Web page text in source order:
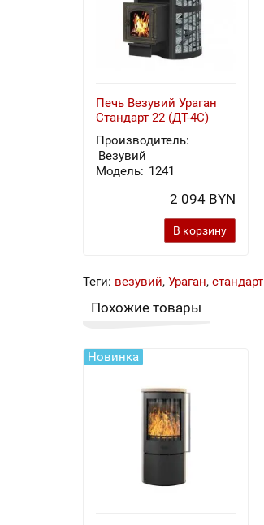
Печь Везувий Ураган
Стандарт 22 (ДТ-4С)
Производитель:
Везувий
Модель: 1241
2 094 BYN
В корзину
Теги: везувий, Ураган, стандарт
Похожие товары
Новинка